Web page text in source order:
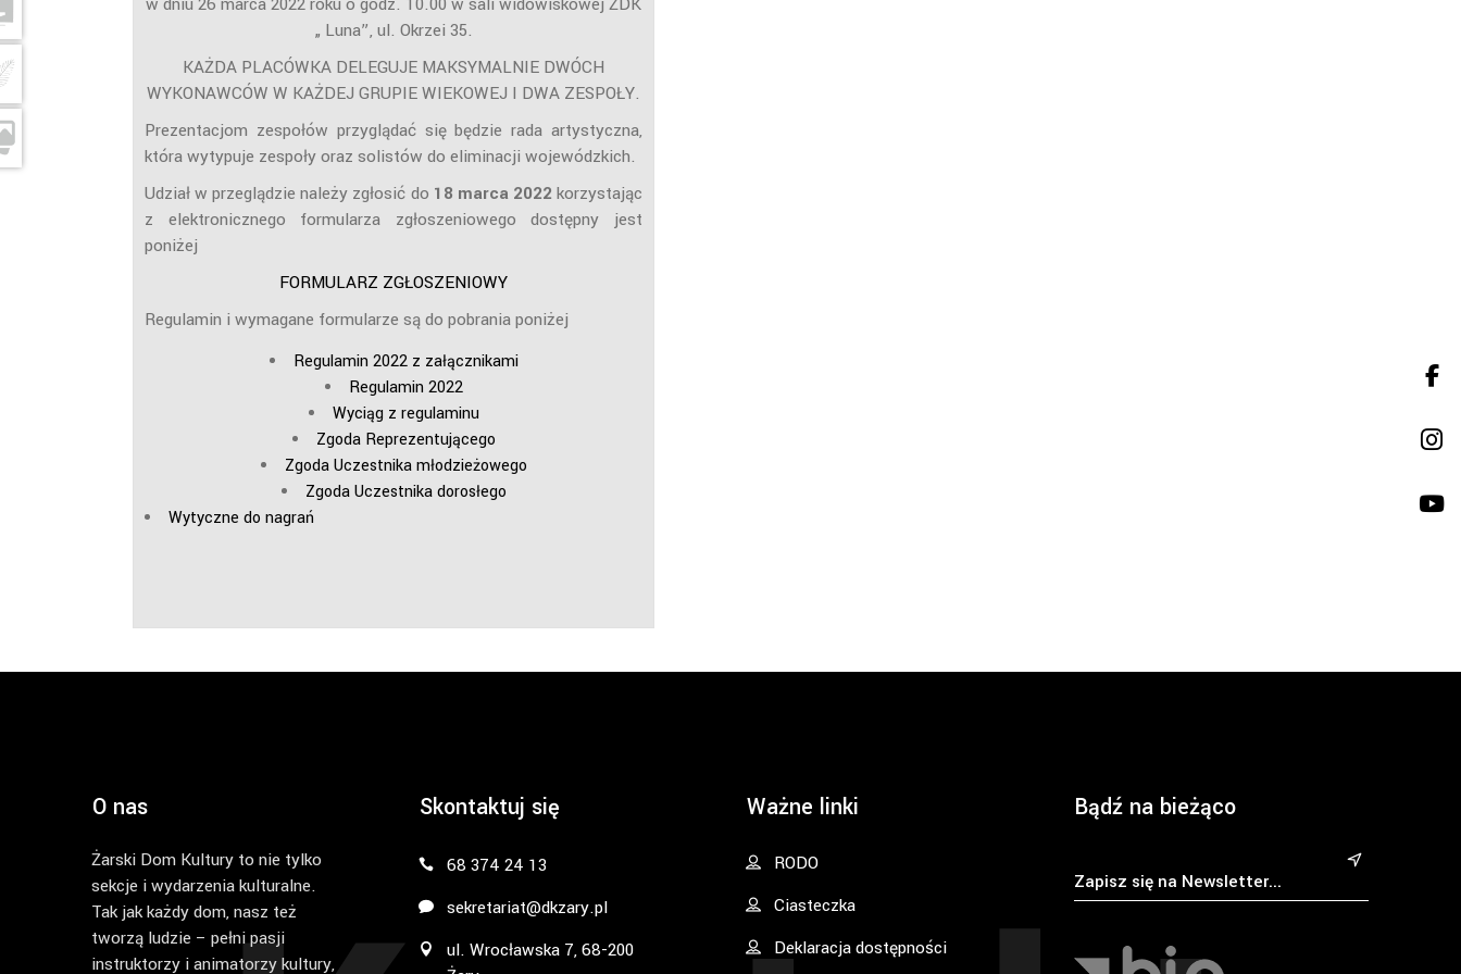
„ Luna”, ul. Okrzei 35.
KAŻDA PLACÓWKA DELEGUJE MAKSYMALNIE DWÓCH
WYKONAWCÓW W KAŻDEJ GRUPIE WIEKOWEJ I DWA ZESPOŁY.
Prezentacjom zespołów przyglądać się będzie rada artystyczna,
która wytypuje zespoły oraz solistów do eliminacji wojewódzkich.
Udział w przeglądzie należy zgłosić do 18 marca 2022 korzystając
z elektronicznego formularza zgłoszeniowego dostępny jest
poniżej
FORMULARZ ZGŁOSZENIOWY
Regulamin i wymagane formularze są do pobrania poniżej
Regulamin 2022 z załącznikami
Regulamin 2022
Wyciąg z regulaminu
Zgoda Reprezentującego
Zgoda Uczestnika młodzieżowego
Zgoda Uczestnika dorosłego
Wytyczne do nagrań
O nas
Żarski Dom Kultury to nie tylko
sekcje i wydarzenia kulturalne.
Tak jak każdy dom, nasz też
tworzą ludzie – pełni pasji
instruktorzy i animatorzy kultury,
Skontaktuj się
68 374 24 13
sekretariat@dkzary.pl
ul. Wrocławska 7, 68-200
Ważne linki
RODO
Ciasteczka
Deklaracja dostępności
Bądź na bieżąco
&